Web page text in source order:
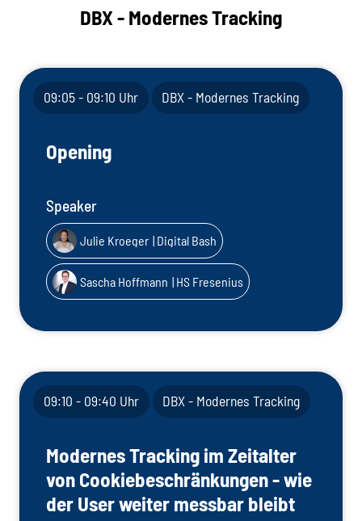
DBX - Modernes Tracking
09:05 - 09:10 Uhr DBX - Modernes Tracking
Opening
Speaker
Julie Kroeger | Digital Bash
Sascha Hoffmann | HS Fresenius
09:10 - 09:40 Uhr DBX - Modernes Tracking
Modernes Tracking im Zeitalter
von Cookiebeschränkungen - wie
der User weiter messbar bleibt